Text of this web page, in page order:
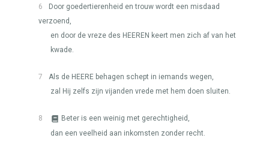
6
Door goedertierenheid en trouw wordt een misdaad
verzoend,
en door de vreze des HEEREN keert men zich af van het
kwade.
7 Als de HEERE behagen schept in iemands wegen,
zal Hij zelfs zijn vijanden vrede met hem doen sluiten.
8
Beter is een weinig met gerechtigheid,
dan een veelheid aan inkomsten zonder recht.